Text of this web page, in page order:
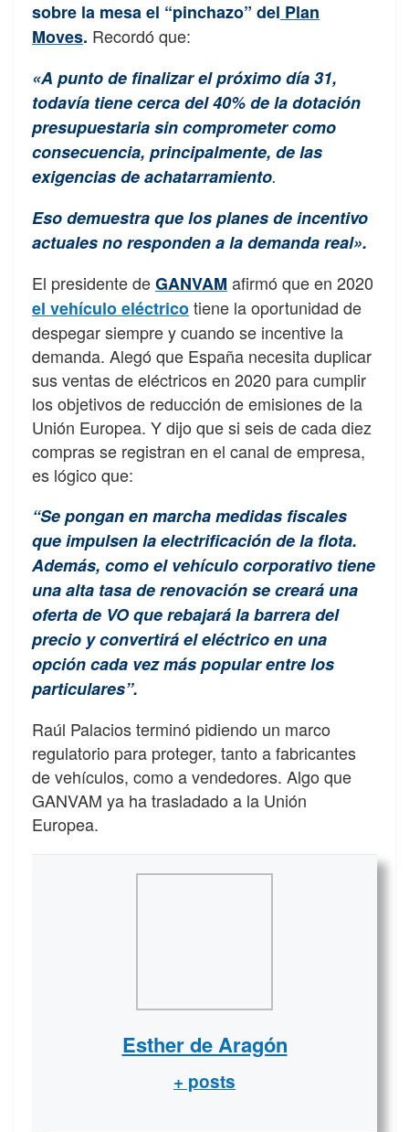
sobre la mesa el “pinchazo” del Plan
Moves. Recordó que:
«A punto de finalizar el próximo día 31,
todavía tiene cerca del 40% de la dotación
presupuestaria sin comprometer como
consecuencia, principalmente, de las
exigencias de achatarramiento.
Eso demuestra que los planes de incentivo
actuales no responden a la demanda real».
El presidente deGANVAM afirmó que en 2020
el vehículo eléctricotiene la oportunidad de
despegar siempre y cuando se incentive la
demanda. Alegó que España necesita duplicar
sus ventas de eléctricos en 2020 para cumplir
los objetivos de reducción de emisiones de la
Unión Europea. Y dijo que si seis de cada diez
compras se registran en el canal de empresa,
es lógico que:
“Se pongan en marcha medidas fiscales
que impulsen la electrificación de la flota.
Además, como el vehículo corporativo tiene
una alta tasa de renovación se creará una
oferta de VO que rebajará la barrera del
precio y convertirá el eléctrico en una
opción cada vez más popular entre los
particulares”.
Raúl Palacios terminó pidiendo un marco
regulatorio para proteger, tanto a fabricantes
de vehículos, como a vendedores. Algo que
GANVAM ya ha trasladado a la Unión
Europea.
Esther de Aragón
+ posts